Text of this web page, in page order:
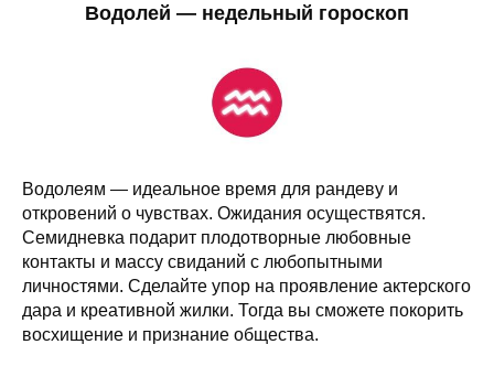
Водолей — недельный гороскоп
Водолеям — идеальное время для рандеву и
откровений о чувствах. Ожидания осуществятся.
Семидневка подарит плодотворные любовные
контакты и массу свиданий с любопытными
личностями. Сделайте упор на проявление актерского
дара и креативной жилки. Тогда вы сможете покорить
восхищение и признание общества.